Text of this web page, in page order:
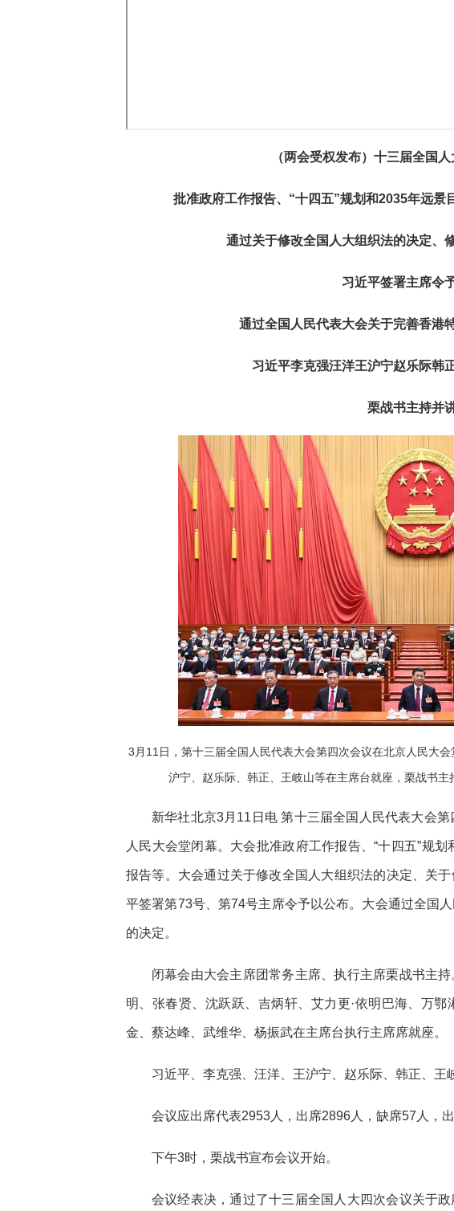
（两会受权发布）十三届全国
批准政府工作报告、“十四五”规划和2035年远景
通过关于修改全国人大组织法的决定、
习近平签署主席令
通过全国人民代表大会关于完善香港
习近平李克强汪洋王沪宁赵乐际韩
栗战书主持并
3月11日，第十三届全国人民代表大会第四次会议在北京人民大
沪宁、赵乐际、韩正、王岐山等在主席台就座，栗战书
新华社北京3月11日电 第十三届全国人民代表大会
人民大会堂闭幕。大会批准政府工作报告、“十四五”规
报告等。大会通过关于修改全国人大组织法的决定、关
平签署第73号、第74号主席令予以公布。大会通过全国
的决定。
闭幕会由大会主席团常务主席、执行主席栗战书主
明、张春贤、沈跃跃、吉炳轩、艾力更·依明巴海、万
金、蔡达峰、武维华、杨振武在主席台执行主席席就座。
习近平、李克强、汪洋、王沪宁、赵乐际、韩正、王
会议应出席代表2953人，出席2896人，缺席57人，
下午3时，栗战书宣布会议开始。
会议经表决，通过了十三届全国人大四次会议关于